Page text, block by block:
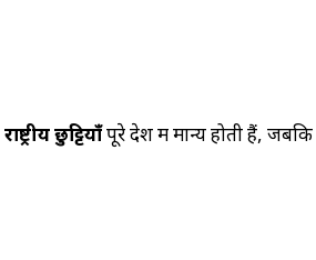
राष्ट्रीय छुट्टियाँपूरे देश में मान्य होती हैं, जबकि